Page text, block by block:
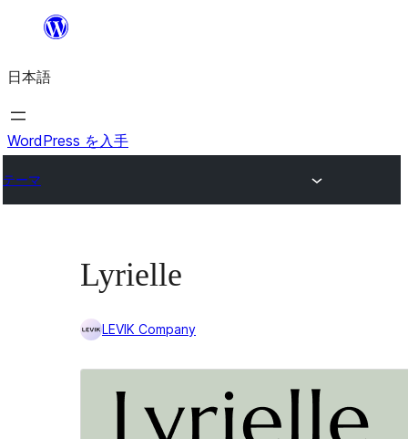
を
ス
キ
プ
日本語
WordPress を入手
テーマ
Lyrielle
LEVIK Company